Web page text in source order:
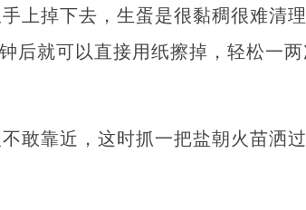
上掉下去，生蛋是很黏稠很难清
后就可以直接用纸擦掉，轻松一
敢靠近，这时抓一把盐朝火苗洒